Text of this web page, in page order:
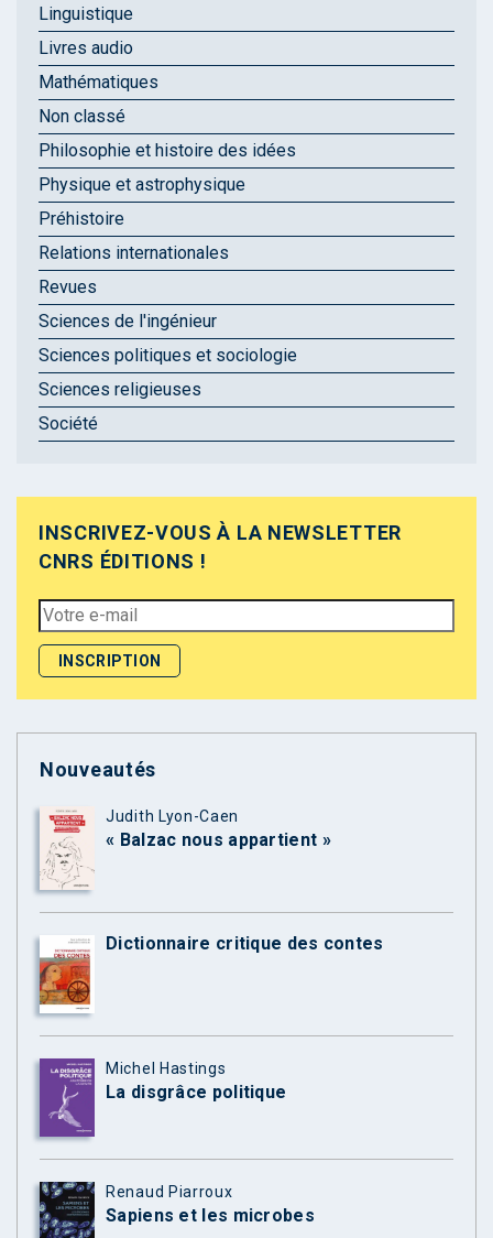
Linguistique
Livres audio
Mathématiques
Non classé
Philosophie et histoire des idées
Physique et astrophysique
Préhistoire
Relations internationales
Revues
Sciences de l'ingénieur
Sciences politiques et sociologie
Sciences religieuses
Société
INSCRIVEZ-VOUS À LA NEWSLETTER
CNRS ÉDITIONS !
Nouveautés
Judith Lyon-Caen
« Balzac nous appartient »
Dictionnaire critique des contes
Michel Hastings
La disgrâce politique
Renaud Piarroux
Sapiens et les microbes